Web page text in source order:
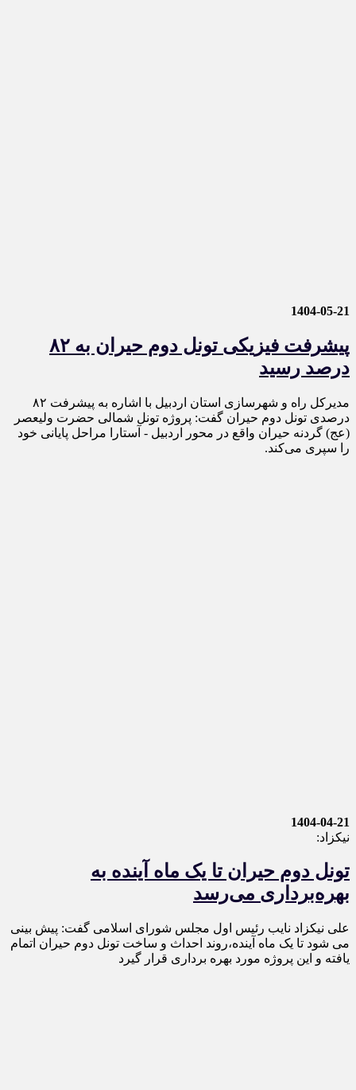
1404-05-21
پیشرفت فیزیکی تونل دوم حیران به ۸۲
درصد رسید
مدیرکل راه و شهرسازی استان اردبیل با اشاره به پیشرفت ۸۲
درصدی تونل دوم حیران گفت: پروژه تونل شمالی حضرت ولیعصر
(عج) گردنه حیران واقع در محور اردبیل - آستارا مراحل پایانی خود
را سپری می‌کند.
1404-04-21
نیکزاد:
تونل دوم حیران تا یک ماه آینده به
بهره‌برداری می‌رسد
علی نیکزاد نایب رئیس اول مجلس شورای اسلامی گفت: پیش بینی
می شود تا یک ماه آینده،روند احداث و ساخت تونل دوم حیران اتمام
یافته و این پروژه مورد بهره برداری قرار گیرد